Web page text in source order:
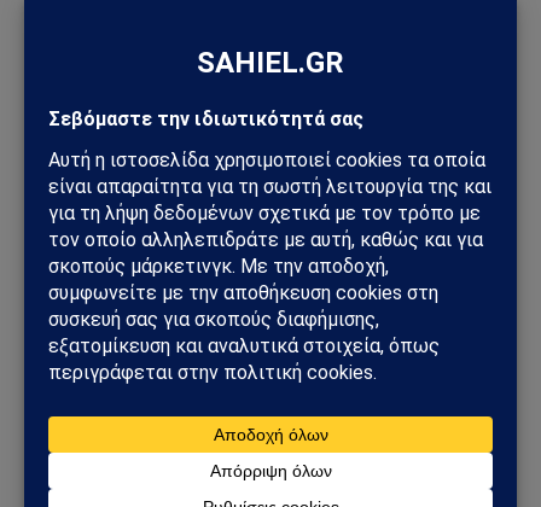
ΘΡΗΣΚΕΊΑ
Ιερουσαλήμ: Πύραυλος κοντά στον Ναό του
Παναγίου Τάφου – Σοκ στην καρδιά της
Χριστιανοσύνης
20/03/2026